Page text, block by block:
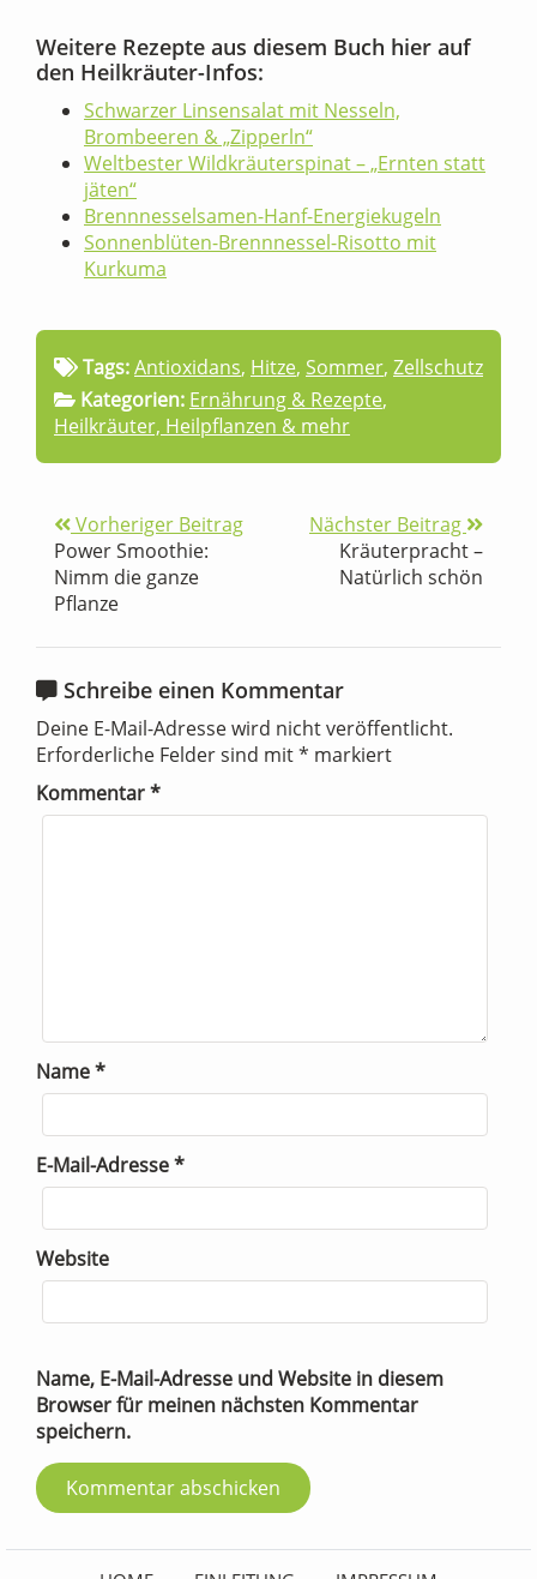
Weitere Rezepte aus diesem Buch hier auf
den Heilkräuter-Infos:
Schwarzer Linsensalat mit Nesseln,
Brombeeren & „Zipperln“
Weltbester Wildkräuterspinat – „Ernten statt
jäten“
Brennnesselsamen-Hanf-Energiekugeln
Sonnenblüten-Brennnessel-Risotto mit
Kurkuma
Tags:Antioxidans, Hitze, Sommer, Zellschutz
Kategorien: Ernährung & Rezepte,
Heilkräuter, Heilpflanzen & mehr
Vorheriger Beitrag
Power Smoothie:
Nimm die ganze
Pflanze
Nächster Beitrag
Kräuterpracht –
Natürlich schön
Schreibe einen Kommentar
Deine E-Mail-Adresse wird nicht veröffentlicht.
Erforderliche Felder sind mit* markiert
Kommentar*
Name*
E-Mail-Adresse*
Website
Name, E-Mail-Adresse und Website in diesem
Browser für meinen nächsten Kommentar
speichern.